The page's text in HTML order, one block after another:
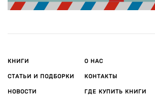
КНИГИ
СТАТЬИ И ПОДБОРКИ
НОВОСТИ
О НАС
КОНТАКТЫ
ГДЕ КУПИТЬ КНИГИ